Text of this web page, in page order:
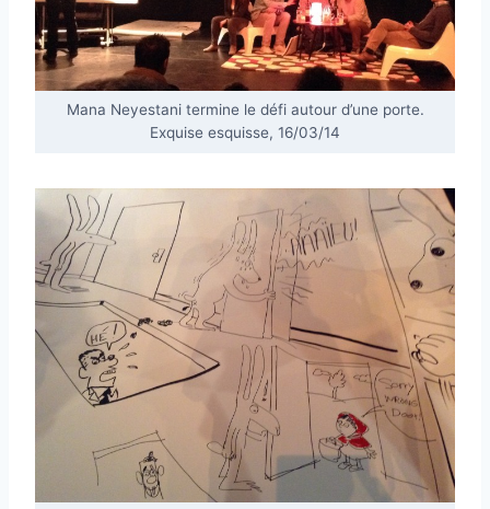
Mana Neyestani termine le défi autour d’une porte.
Exquise esquisse, 16/03/14